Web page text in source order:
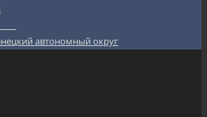
автономный округ